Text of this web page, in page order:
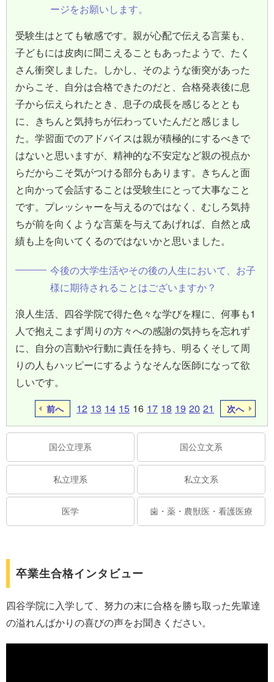
ージをお願いします。
受験生はとても敏感です。親が心配で伝える言葉も、
子どもには皮肉に聞こえることもあったようで、たく
さん衝突しました。しかし、そのような衝突があった
からこそ、自分は合格できたのだと、合格発表後に息
子から伝えられたとき、息子の成長を感じるととも
に、きちんと気持ちが伝わっていたんだと感じまし
た。学習面でのアドバイスは親が積極的にするべきで
はないと思いますが、精神的な不安定など親の視点か
らだからこそ気がつける部分もあります。きちんと面
と向かって会話することは受験生にとって大事なこと
です。プレッシャーを与えるのではなく、むしろ気持
ちが前を向くような言葉を与えてあげれば、自然と成
績も上を向いてくるのではないかと思いました。
今後の大学生活やその後の人生において、お子
様に期待されることはございますか？
浪人生活、四谷学院で得た色々な学びを糧に、何事も1
人で抱えこまず周りの方々への感謝の気持ちを忘れず
に、自分の言動や行動に責任を持ち、明るくそして周
りの人もハッピーにするようなそんな医師になって欲
しいです。
前へ 12 13 14 15 16 17 18 19 20 21 次へ
国公立理系 国公立文系
私立理系 私立文系
医学 歯・薬・農獣医・看護医療
卒業生合格インタビュー
四谷学院に入学して、努力の末に合格を勝ち取った先輩達
の溢れんばかりの喜びの声をお聞きください。